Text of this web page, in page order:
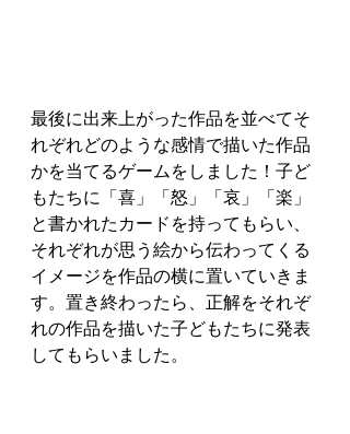
最後に出来上がった作品を並べてそ
れぞれどのような感情で描いた作品
かを当てるゲームをしました！子ど
もたちに「喜」「怒」「哀」「楽」
と書かれたカードを持ってもらい、
それぞれが思う絵から伝わってくる
イメージを作品の横に置いていきま
す。置き終わったら、正解をそれぞ
れの作品を描いた子どもたちに発表
してもらいました。